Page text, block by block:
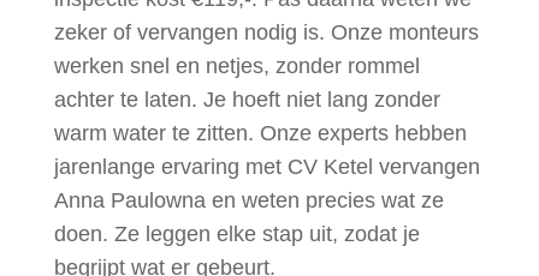
zeker of vervangen nodig is. Onze monteurs
werken snel en netjes, zonder rommel
achter te laten. Je hoeft niet lang zonder
warm water te zitten. Onze experts hebben
jarenlange ervaring met CV Ketel vervangen
Anna Paulowna en weten precies wat ze
doen. Ze leggen elke stap uit, zodat je
begrijpt wat er gebeurt.